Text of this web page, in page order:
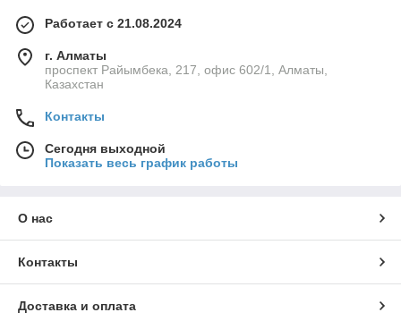
Работает с 21.08.2024
г. Алматы
проспект Райымбека, 217, офис 602/1, Алматы,
Казахстан
Контакты
Сегодня выходной
Показать весь график работы
О нас
Контакты
Доставка и оплата